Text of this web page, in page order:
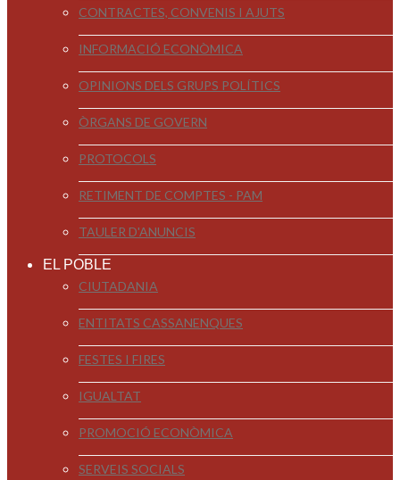
CONTRACTES, CONVENIS I AJUTS
INFORMACIÓ ECONÒMICA
OPINIONS DELS GRUPS POLÍTICS
ÒRGANS DE GOVERN
PROTOCOLS
RETIMENT DE COMPTES - PAM
TAULER D'ANUNCIS
EL POBLE
CIUTADANIA
ENTITATS CASSANENQUES
FESTES I FIRES
IGUALTAT
PROMOCIÓ ECONÒMICA
SERVEIS SOCIALS